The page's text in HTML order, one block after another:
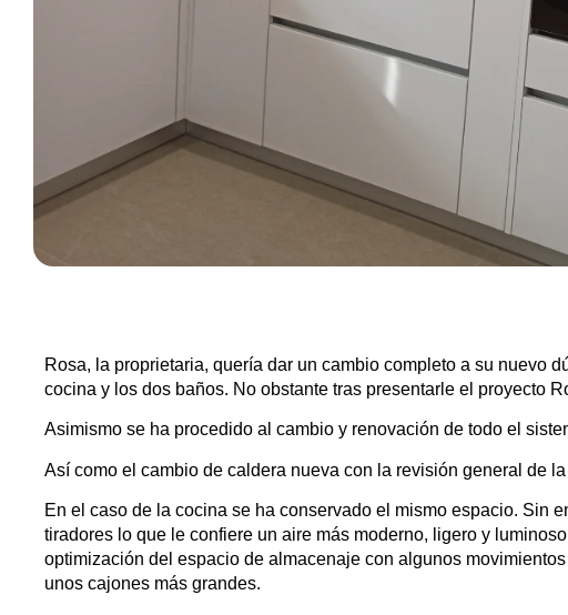
Rosa, la proprietaria, quería dar un cambio completo a su nuevo
cocina y los dos baños. No obstante tras presentarle el proyecto
Asimismo se ha procedido al cambio y renovación de todo el
Así como el cambio de caldera nueva con la revisión general de
En el caso de la cocina se ha conservado el mismo espacio. Sin
tiradores lo que le confiere un aire más moderno, ligero y
optimización del espacio de almacenaje con algunos
unos cajones más grandes.